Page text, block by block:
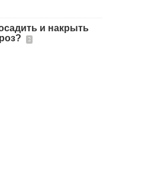
и накрыть
2